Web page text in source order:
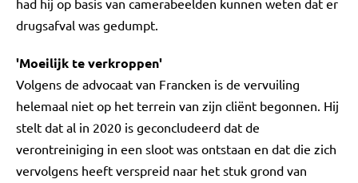
had hij op basis van camerabeelden kunnen weten dat er
drugsafval was gedumpt.
'Moeilijk te verkroppen'
Volgens de advocaat van Francken is de vervuiling
helemaal niet op het terrein van zijn cliënt begonnen. Hij
stelt dat al in 2020 is geconcludeerd dat de
verontreiniging in een sloot was ontstaan en dat die zich
vervolgens heeft verspreid naar het stuk grond van